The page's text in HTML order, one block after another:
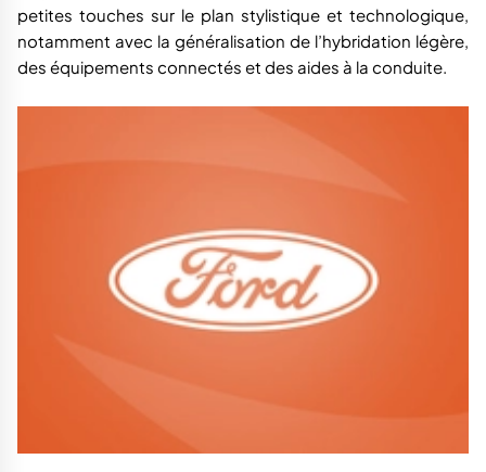
petites touches sur le plan stylistique et technologique,
notamment avec la généralisation de l’hybridation légère,
des équipements connectés et des aides à la conduite.